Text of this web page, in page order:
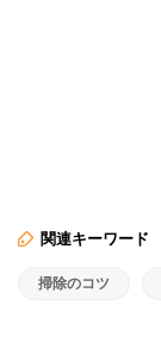
関連キーワード
掃除のコツ